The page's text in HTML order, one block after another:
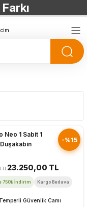
-%15
Neo 1 Sabit 1
TL23.250,00 TL
750₺ İndirim Kargo Bedava
Güvenlik Camı